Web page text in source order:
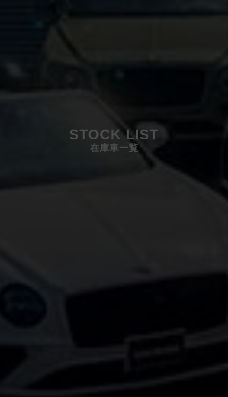
STOCK LIST
在庫車一覧